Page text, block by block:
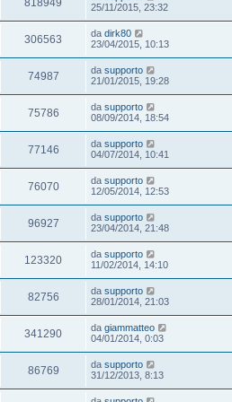
818949
25/11/2015, 23:32
306563 da dirk80
23/04/2015, 10:13
74987 da supporto
21/01/2015, 19:28
75786 da supporto
08/09/2014, 18:54
77146 da supporto
04/07/2014, 10:41
76070 da supporto
12/05/2014, 12:53
96927 da supporto
23/04/2014, 21:48
123320 da supporto
11/02/2014, 14:10
82756 da supporto
28/01/2014, 21:03
341290 da giammatteo
04/01/2014, 0:03
86769 da supporto
31/12/2013, 8:13